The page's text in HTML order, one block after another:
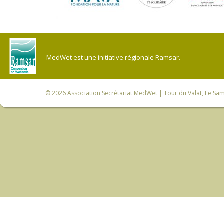
MedWet est une initiative régionale Ramsar.
© 2026Association Secrétariat MedWet | Tour du Valat, Le